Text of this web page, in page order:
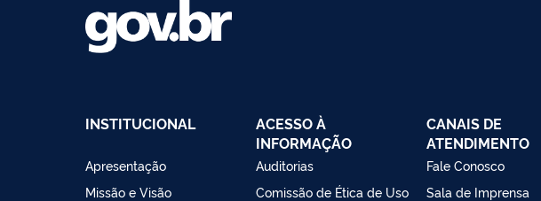
INSTITUCIONAL
Apresentação
Missão e Visão
ACESSO À
INFORMAÇÃO
Auditorias
Comissão de Ética de Uso
CANAIS DE
ATENDIMENTO
Fale Conosco
Sala de Imprensa